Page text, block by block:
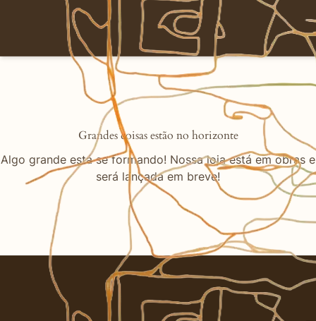
Grandes coisas estão no horizonte
Algo grande está se formando! Nossa loja está em obras e
será lançada em breve!